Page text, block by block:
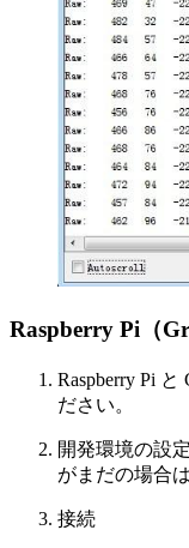
Raspberry Pi（
Raspberry Pi と
ださい。
開発環境の設
がまだの場合は
接続